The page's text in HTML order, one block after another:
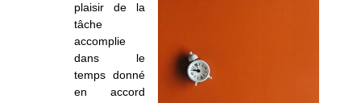
plaisir de la
tâche
accomplie
dans le
temps donné
en accord